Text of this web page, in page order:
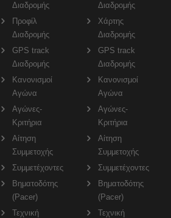
Διαδρομής
Προφίλ
Διαδρομής
GPS track
Διαδρομής
Κανονισμοί
Αγώνα
Αγώνες-
Κριτήρια
Αίτηση
Συμμετοχής
Συμμετέχοντες
Βηματοδότης
(Pacer)
Τεχνική
Διαδρομής
Χάρτης
Διαδρομής
GPS track
Διαδρομής
Κανονισμοί
Αγώνα
Αγώνες-
Κριτήρια
Αίτηση
Συμμετοχής
Συμμετέχοντες
Βηματοδότης
(Pacer)
Τεχνική